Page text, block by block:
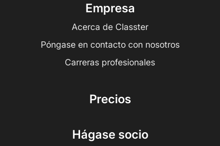
Empresa
Acerca de Classter
Póngase en contacto con nosotros
Carreras profesionales
Precios
Hágase socio